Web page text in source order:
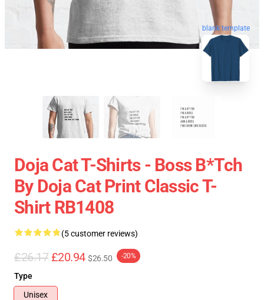
blank template
Doja Cat T-Shirts - Boss B*tch
By Doja Cat Print Classic T-
Shirt RB1408
(5 customer reviews)
£26.17 £20.94 $26.50 -20%
Type
Unisex